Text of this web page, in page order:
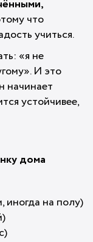
что
учиться.
«я не
И это
начинает
устойчивее,
дома
иногда на полу)